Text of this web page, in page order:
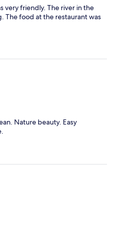
very friendly. The river in the
The food at the restaurant was
Nature beauty. Easy